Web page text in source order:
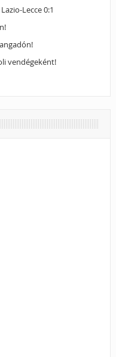
Lecce 0:1
vendégeként!